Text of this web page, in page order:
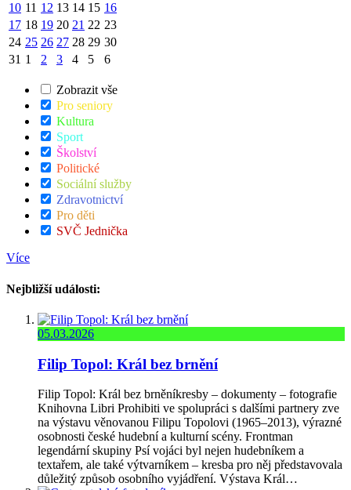
10 11 12 13 14 15 16
17 18 19 20 21 22 23
24 25 26 27 28 29 30
31 1 2 3 4 5 6
Zobrazit vše
Pro seniory
Kultura
Sport
Školství
Politické
Sociální služby
Zdravotnictví
Pro děti
SVČ Jednička
Více
Nejbližší události:
05.03.2026
Filip Topol: Král bez brnění
Filip Topol: Král bez brněníkresby – dokumenty – fotografie
Knihovna Libri Prohibiti ve spolupráci s dalšími partnery zve
na výstavu věnovanou Filipu Topolovi (1965–2013), výrazné
osobnosti české hudební a kulturní scény. Frontman
legendární skupiny Psí vojáci byl nejen hudebníkem a
textařem, ale také výtvarníkem – kresba pro něj představovala
důležitý způsob osobního vyjádření. Výstava Král…